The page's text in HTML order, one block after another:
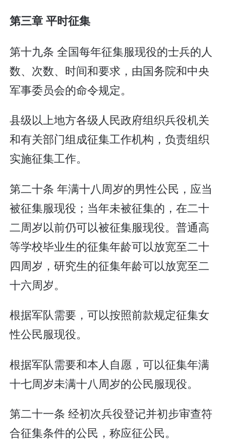
第三章 平时征集
第十九条 全国每年征集服现役的士兵的人
数、次数、时间和要求，由国务院和中央
军事委员会的命令规定。
县级以上地方各级人民政府组织兵役机关
和有关部门组成征集工作机构，负责组织
实施征集工作。
第二十条 年满十八周岁的男性公民，应当
被征集服现役；当年未被征集的，在二十
二周岁以前仍可以被征集服现役。普通高
等学校毕业生的征集年龄可以放宽至二十
四周岁，研究生的征集年龄可以放宽至二
十六周岁。
根据军队需要，可以按照前款规定征集女
性公民服现役。
根据军队需要和本人自愿，可以征集年满
十七周岁未满十八周岁的公民服现役。
第二十一条 经初次兵役登记并初步审查符
合征集条件的公民，称应征公民。